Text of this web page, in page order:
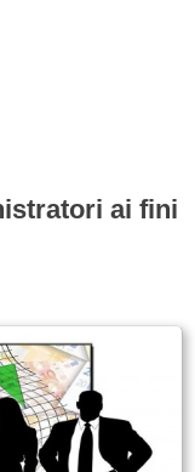
ai fini